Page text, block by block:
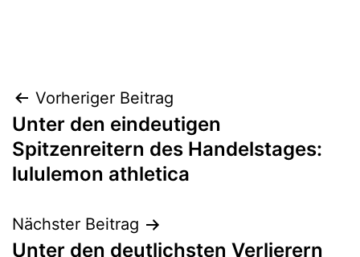
Beitragsnavigation
Vorheriger Beitrag
Unter den eindeutigen
Spitzenreitern des Handelstages:
lululemon athletica
Nächster Beitrag
Unter den deutlichsten Verlierern